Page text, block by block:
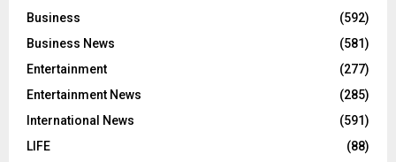
Business
(592)
Business News
(581)
Entertainment
(277)
Entertainment News
(285)
International News
(591)
LIFE
(88)